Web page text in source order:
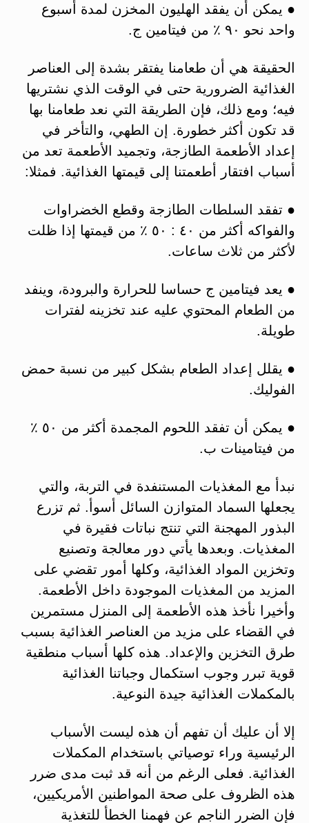
● يمكن أن يفقد الهليون المخزن لمدة أسبوع
واحد نحو ٩٠ ٪ من فيتامين ج.
الحقيقة هي أن طعامنا يفتقر بشدة إلى العناصر
الغذائية الضرورية حتى في الوقت الذي نشتريها
فيه؛ ومع ذلك، فإن الطريقة التي نعد طعامنا بها
قد تكون أكثر خطورة. إن الطهي، والتأخر في
إعداد الأطعمة الطازجة، وتجميد الأطعمة تعد من
أسباب افتقار أطعمتنا إلى قيمتها الغذائية. فمثلا:
● تفقد السلطات الطازجة وقطع الخضراوات
والفواكه أكثر من ٤٠ : ٥٠ ٪ من قيمتها إذا ظلت
لأكثر من ثلاث ساعات.
● يعد فیتامین ج حساسا للحرارة والبرودة، وینفد
من الطعام المحتوي عليه عند تخزینه لفترات
طویلة.
● يقلل إعداد الطعام بشكل كبير من نسبة حمض
الفوليك.
● يمكن أن تفقد اللحوم المجمدة أكثر من ٥٠ ٪
من فيتامينات ب.
نبدأ مع المغذيات المستنفدة في التربة، والتي
يجعلها السماد المتوازن السائل أسوأ. ثم تزرع
البذور المهجنة التي تنتج نباتات فقيرة في
المغذيات. وبعدها يأتي دور معالجة وتصنيع
وتخزين المواد الغذائية، وكلها أمور تقضي على
المزيد من المغذيات الموجودة داخل الأطعمة.
وأخيرا نأخذ هذه الأطعمة إلى المنزل مستمرين
في القضاء على مزيد من العناصر الغذائية بسبب
طرق التخزين والإعداد. هذه كلها أسباب منطقية
قوية تبرر وجوب استكمال وجباتنا الغذائية
بالمكملات الغذائية جيدة النوعية.
إلا أن عليك أن تفهم أن هذه ليست الأسباب
الرئيسية وراء توصياتي باستخدام المكملات
الغذائية. فعلى الرغم من أنه قد ثبت مدى ضرر
هذه الظروف على صحة المواطنين الأمريكيين،
فإن الضرر الناجم عن فهمنا الخطأ للتغذية